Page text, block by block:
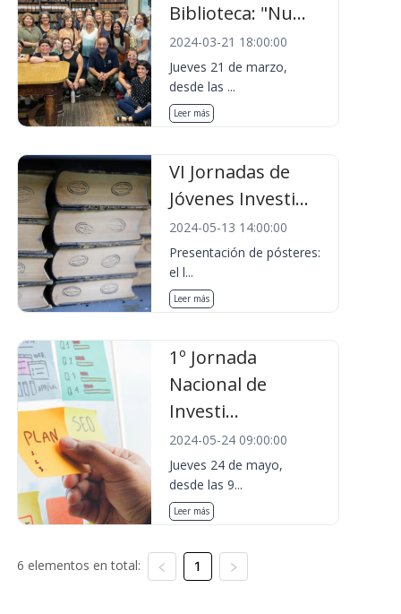
Biblioteca: "Nu...
2024-03-21 18:00:00
Jueves 21 de marzo,
desde las ...
Leer más
VI Jornadas de
Jóvenes Investi...
2024-05-13 14:00:00
Presentación de pósteres:
el l...
Leer más
1º Jornada
Nacional de
Investi...
2024-05-24 09:00:00
Jueves 24 de mayo,
desde las 9...
Leer más
6 elementos en total: 1